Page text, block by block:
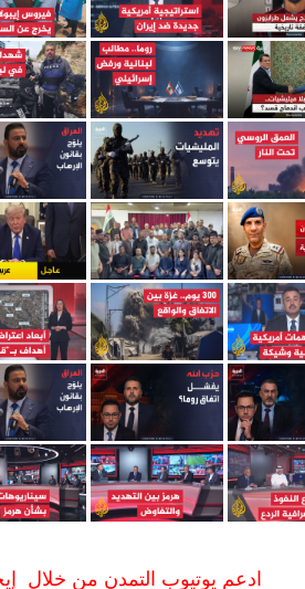
ادعم يوتيوب التمدن من خلال